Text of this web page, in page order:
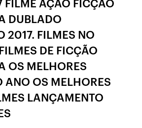
DUBLADO
2017. FILMES NO
DE FICÇÃO
OS MELHORES
ANO OS MELHORES
LANÇAMENTO